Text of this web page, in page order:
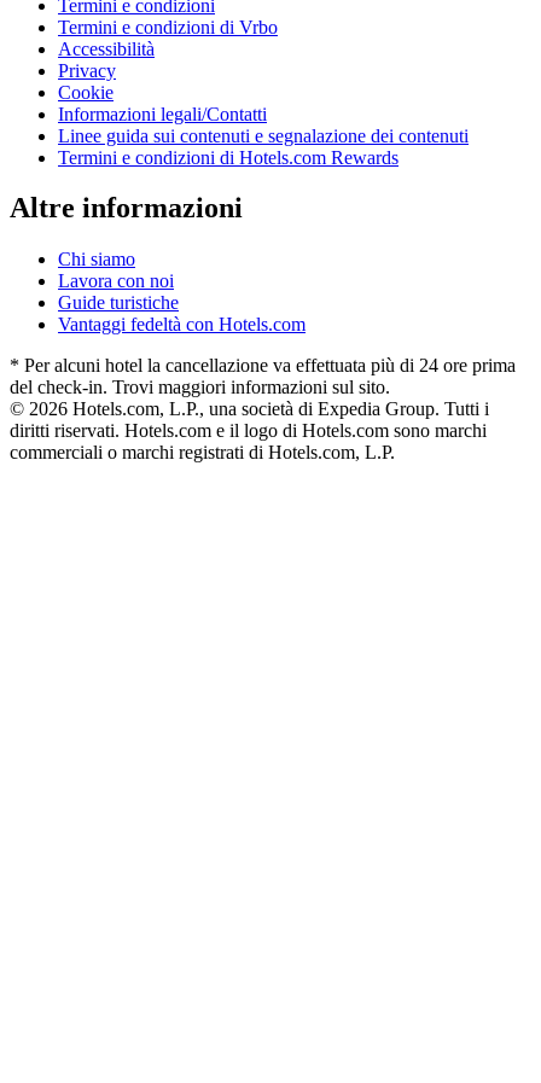
Termini e condizioni
Termini e condizioni di Vrbo
Accessibilità
Privacy
Cookie
Informazioni legali/Contatti
Linee guida sui contenuti e segnalazione dei contenuti
Termini e condizioni di Hotels.com Rewards
Altre informazioni
Chi siamo
Lavora con noi
Guide turistiche
Vantaggi fedeltà con Hotels.com
* Per alcuni hotel la cancellazione va effettuata più di 24 ore prima
del check-in. Trovi maggiori informazioni sul sito.
© 2026 Hotels.com, L.P., una società di Expedia Group. Tutti i
diritti riservati. Hotels.com e il logo di Hotels.com sono marchi
commerciali o marchi registrati di Hotels.com, L.P.